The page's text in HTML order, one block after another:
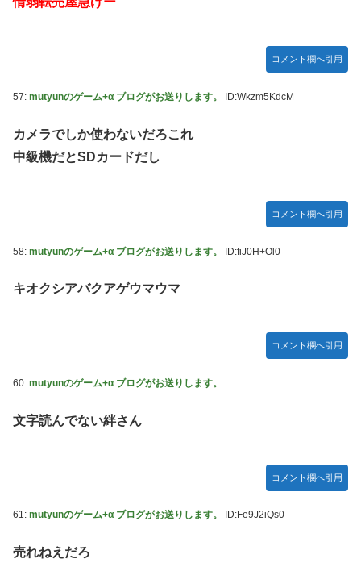
コメント欄へ引用
57: mutyunのゲーム+α ブログがお送りします。 ID:Wkzm5KdcM
カメラでしか使わないだろこれ
中級機だとSDカードだし
コメント欄へ引用
58: mutyunのゲーム+α ブログがお送りします。 ID:fiJ0H+Ol0
キオクシアバクアゲウマウマ
コメント欄へ引用
60: mutyunのゲーム+α ブログがお送りします。
文字読んでない絆さん
コメント欄へ引用
61: mutyunのゲーム+α ブログがお送りします。 ID:Fe9J2iQs0
売れねえだろ